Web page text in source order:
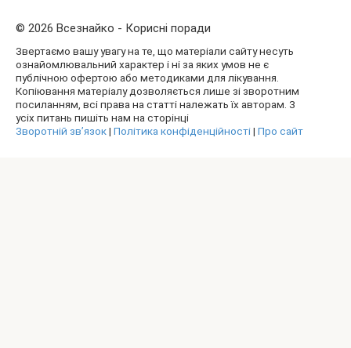
© 2026 Всезнайко - Корисні поради
Звертаємо вашу увагу на те, що матеріали сайту несуть
ознайомлювальний характер і ні за яких умов не є
публічною офертою або методиками для лікування.
Копіювання матеріалу дозволяється лише зі зворотним
посиланням, всі права на статті належать їх авторам. З
усіх питань пишіть нам на сторінці
Зворотній зв’язок| Політика конфіденційності| Про сайт